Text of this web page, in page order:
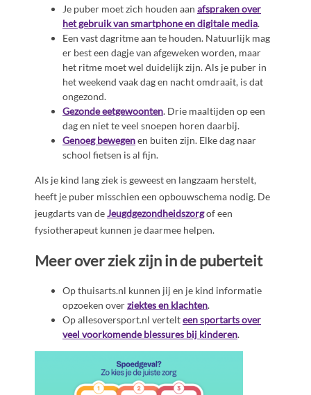
Je puber moet zich houden aan afspraken over
het gebruik van smartphone en digitale media.
Een vast dagritme aan te houden. Natuurlijk mag
er best een dagje van afgeweken worden, maar
het ritme moet wel duidelijk zijn. Als je puber in
het weekend vaak dag en nacht omdraait, is dat
ongezond.
Gezonde eetgewoonten. Drie maaltijden op een
dag en niet te veel snoepen horen daarbij.
Genoeg bewegenen buiten zijn. Elke dag naar
school fietsen is al fijn.
Als je kind lang ziek is geweest en langzaam herstelt,
heeft je puber misschien een opbouwschema nodig. De
jeugdarts van deJeugdgezondheidszorgof een
fysiotherapeut kunnen je daarmee helpen.
Meer over ziek zijn in de puberteit
Op thuisarts.nl kunnen jij en je kind informatie
opzoeken overziektes en klachten.
Op allesoversport.nl vertelteen sportarts over
veel voorkomende blessures bij kinderen.